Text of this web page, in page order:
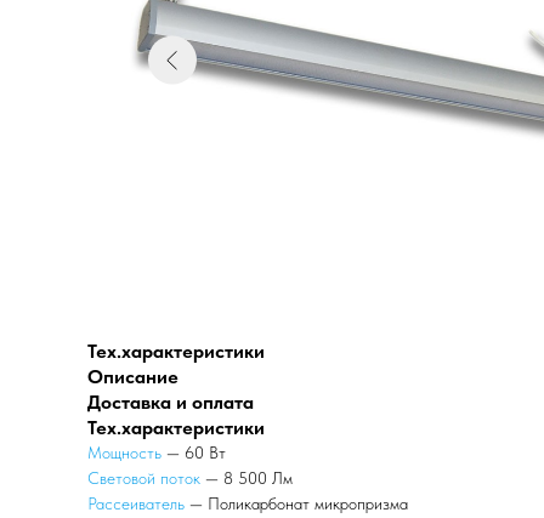
Тех.характеристики
Описание
Доставка и оплата
Тех.характеристики
Мощность — 60 Вт
Световой поток — 8 500 Лм
Рассеиватель — Поликарбонат микропризма